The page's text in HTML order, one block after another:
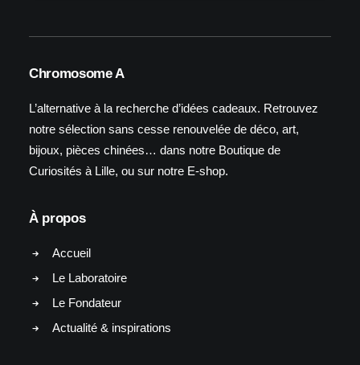
Chromosome A
L’alternative à la recherche d’idées cadeaux. Retrouvez
notre sélection sans cesse renouvelée de déco, art,
bijoux, pièces chinées… dans notre Boutique de
Curiosités à Lille, ou sur notre E-shop.
À propos
Accueil
Le Laboratoire
Le Fondateur
Actualité & inspirations